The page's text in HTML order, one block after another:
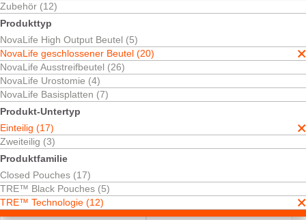
Zubehör (12)
Produkttyp
NovaLife High Output Beutel (5)
NovaLife geschlossener Beutel (20)
NovaLife Ausstreifbeutel (26)
NovaLife Urostomie (4)
NovaLife Basisplatten (7)
Produkt-Untertyp
Einteilig (17)
Zweiteilig (3)
Produktfamilie
Closed Pouches (17)
TRE™ Black Pouches (5)
TRE™ Technologie (12)
Ihre Auswahl hat12Ergebnisse ergeben
Sortieren nach: